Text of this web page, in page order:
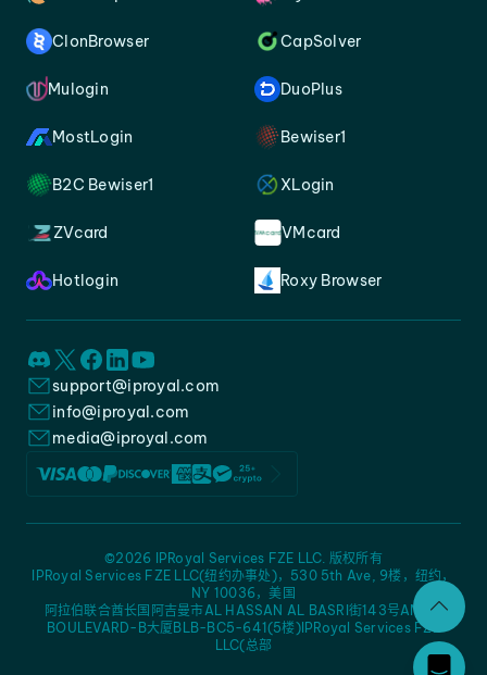
ClonBrowser CapSolver
Mulogin DuoPlus
MostLogin Bewiser1
B2C Bewiser1 XLogin
ZVcard VMcard
Hotlogin Roxy Browser
support@iproyal.com
info@iproyal.com
media@iproyal.com
阿拉伯联合酋长国阿吉曼市AL HASSAN AL BASRI街143号AMC -
BOULEVARD-B大厦BLB-BC5-641(5楼)IPRoyal Services FZE
LLC(总部
IPRoyal Services FZE LLC(纽约办事处)，530 5th Ave, 9楼，纽约，
NY 10036，美国
©2026 IPRoyal Services FZE LLC. 版权所有